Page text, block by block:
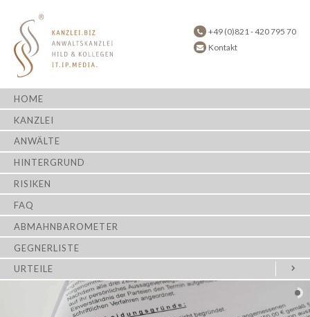
+49 (0)821 - 420 795 70
Kontakt
HOME
KANZLEI
ANWÄLTE
HINTERGRUND
RISIKEN
FAQ
ABMAHNBAROMETER
GEGNERLISTE
URTEILE